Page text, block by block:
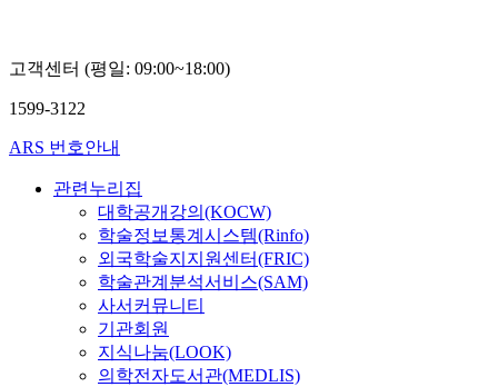
고객센터 (평일: 09:00~18:00)
1599-3122
ARS 번호안내
관련누리집
대학공개강의(KOCW)
학술정보통계시스템(Rinfo)
외국학술지지원센터(FRIC)
학술관계분석서비스(SAM)
사서커뮤니티
기관회원
지식나눔(LOOK)
의학전자도서관(MEDLIS)